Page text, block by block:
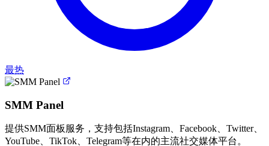
最热
SMM Panel
提供SMM面板服务，支持包括Instagram、Facebook、Twitter、
YouTube、TikTok、Telegram等在内的主流社交媒体平台。